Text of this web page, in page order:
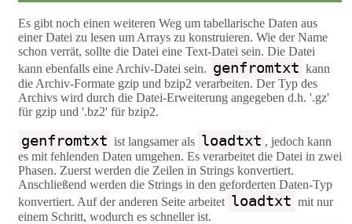
Es gibt noch einen weiteren Weg um tabellarische Daten aus
einer Datei zu lesen um Arrays zu konstruieren. Wie der Name
schon verrät, sollte die Datei eine Text-Datei sein. Die Datei
kann ebenfalls eine Archiv-Datei sein. genfromtxt kann
die Archiv-Formate gzip und bzip2 verarbeiten. Der Typ des
Archivs wird durch die Datei-Erweiterung angegeben d.h. '.gz'
für gzip und '.bz2' für bzip2.
genfromtxt ist langsamer als loadtxt , jedoch kann
es mit fehlenden Daten umgehen. Es verarbeitet die Datei in zwei
Phasen. Zuerst werden die Zeilen in Strings konvertiert.
Anschließend werden die Strings in den geforderten Daten-Typ
konvertiert. Auf der anderen Seite arbeitet loadtxt mit nur
einem Schritt, wodurch es schneller ist.